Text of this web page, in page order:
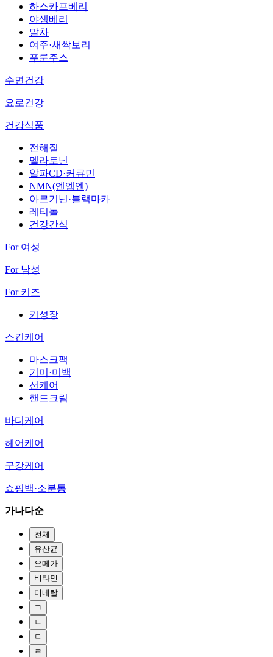
하스카프베리
야생베리
말차
여주·새싹보리
푸룬주스
수면건강
요로건강
건강식품
전해질
멜라토닌
알파CD·커큐민
NMN(엔엠엔)
아르기닌·블랙마카
레티놀
건강간식
For 여성
For 남성
For 키즈
키성장
스킨케어
마스크팩
기미·미백
선케어
핸드크림
바디케어
헤어케어
구강케어
쇼핑백·소분통
가나다순
전체
유산균
오메가
비타민
미네랄
ㄱ
ㄴ
ㄷ
ㄹ